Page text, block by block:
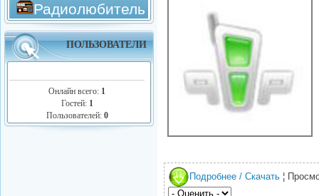
Радиолюбитель
ПОЛЬЗОВАТЕЛИ
Онлайн всего: 1
Гостей: 1
Пользователей: 0
Подробнее / Скачать ¦